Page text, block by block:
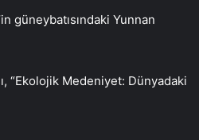
güneybatısındaki Yunnan
“Ekolojik Medeniyet: Dünyadaki